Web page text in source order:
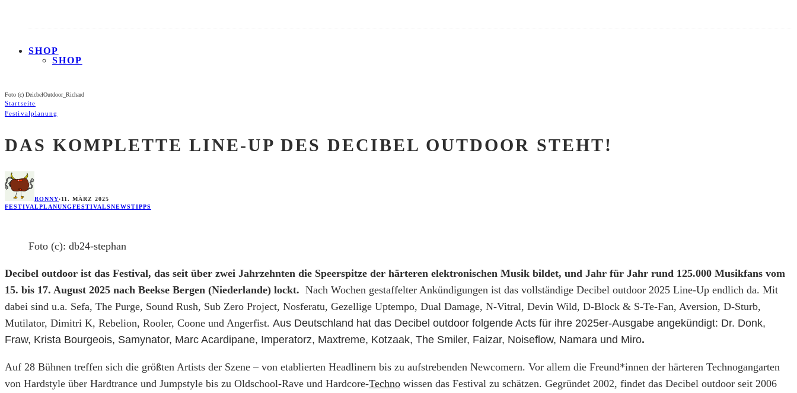
SHOP
SHOP
Foto (c) DeicbelOutdoor_Richard
Startseite
Festivalplanung
DAS KOMPLETTE LINE-UP DES DECIBEL OUTDOOR STEHT!
RONNY·11. MÄRZ 2025
FESTIVALPLANUNGFESTIVALSNEWSTIPPS
Foto (c): db24-stephan
Decibel outdoor ist das Festival, das seit über zwei Jahrzehnten die Speerspitze der härteren elektronischen Musik bildet, und Jahr für Jahr rund 125.000 Musikfans vom
15. bis 17. August 2025 nach Beekse Bergen (Niederlande) lockt. Nach Wochen gestaffelter Ankündigungen ist das vollständige Decibel outdoor 2025 Line-Up endlich da. Mit
dabei sind u.a. Sefa, The Purge, Sound Rush, Sub Zero Project, Nosferatu, Gezellige Uptempo, Dual Damage, N-Vitral, Devin Wild, D-Block & S-Te-Fan, Aversion, D-Sturb,
Mutilator, Dimitri K, Rebelion, Rooler, Coone und Angerfist. Aus Deutschland hat das Decibel outdoor folgende Acts für ihre 2025er-Ausgabe angekündigt: Dr. Donk,
Fraw, Krista Bourgeois, Samynator, Marc Acardipane, Imperatorz, Maxtreme, Kotzaak, The Smiler, Faizar, Noiseflow, Namara und Miro.
Auf 28 Bühnen treffen sich die größten Artists der Szene – von etablierten Headlinern bis zu aufstrebenden Newcomern. Vor allem die Freund*innen der härteren Technogangarten
von Hardstyle über Hardtrance und Jumpstyle bis zu Oldschool-Rave und Hardcore-Techno wissen das Festival zu schätzen. Gegründet 2002, findet das Decibel outdoor seit 2006